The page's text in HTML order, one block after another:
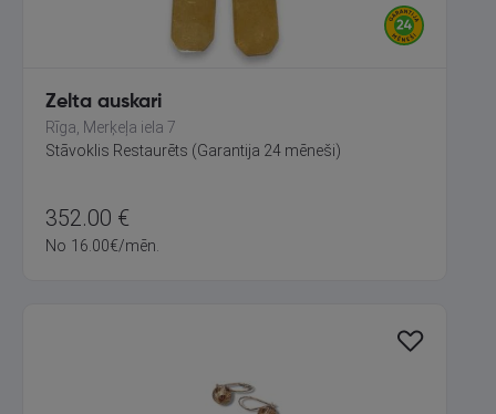
Zelta auskari
Rīga, Merķeļa iela 7
Stāvoklis Restaurēts (Garantija 24 mēneši)
352.00 €
No 16.00€/mēn.